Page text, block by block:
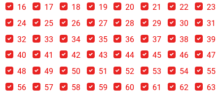
16
17 18 19 20 21 22
23
24
25 26 27 28 29 30
31
32
33 34 35 36 37 38
39
40
41 42 43 44 45 46
47
48
49 50 51 52 53 54
55
56
57 58 59 60 61 62
63